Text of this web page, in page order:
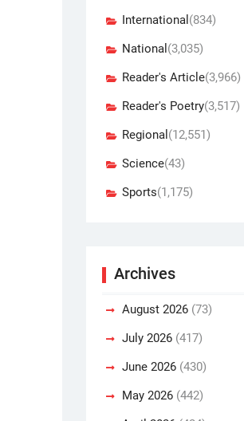
International (834)
National (3,035)
Reader's Article(3,966)
Reader's Poetry(3,517)
Regional (12,551)
Science(43)
Sports(1,175)
Archives
August 2026 (73)
July 2026 (417)
June 2026 (430)
May 2026 (442)